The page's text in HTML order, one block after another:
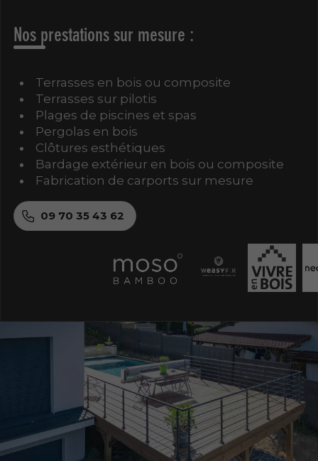
Nos prestations sur mesure :
Terrasses en bois ou composite
Terrasses sur pilotis
Plages de piscines et spas
Pergolas en bois
Clôtures esthétiques
Bardage extérieur en bois ou composite
Fabrication de carports sur mesure
09 70 35 43 62